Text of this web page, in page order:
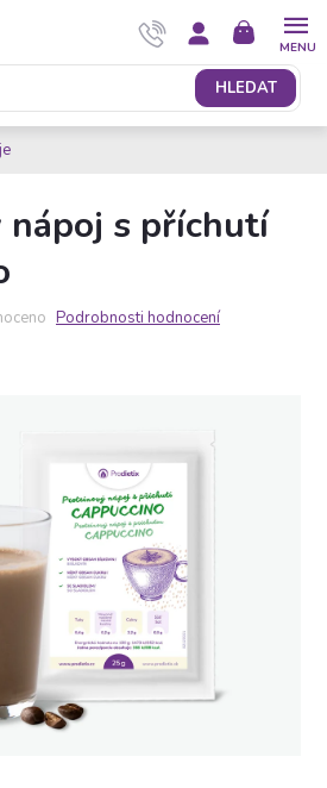
HLEDAT
NÁKUPNÍ
KOŠÍK
s příchutí
Podrobnosti hodnocení